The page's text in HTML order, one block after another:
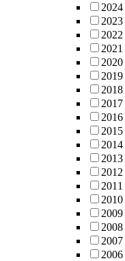
2024
2023
2022
2021
2020
2019
2018
2017
2016
2015
2014
2013
2012
2011
2010
2009
2008
2007
2006